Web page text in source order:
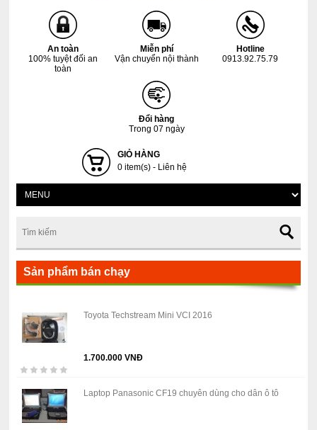
An toàn
100% tuyệt đối an
toàn
Miễn phí
Vận chuyển nội thành
Hotline
0913.92.75.79
Đổi hàng
Trong 07 ngày
GIỎ HÀNG
0 item(s) - Liên hệ
Sản phẩm bán chạy
Toyota Techstream Mini VCI 2016
1.700.000 VNĐ
Laptop Panasonic CF19 chuyên dùng cho dân ô tô